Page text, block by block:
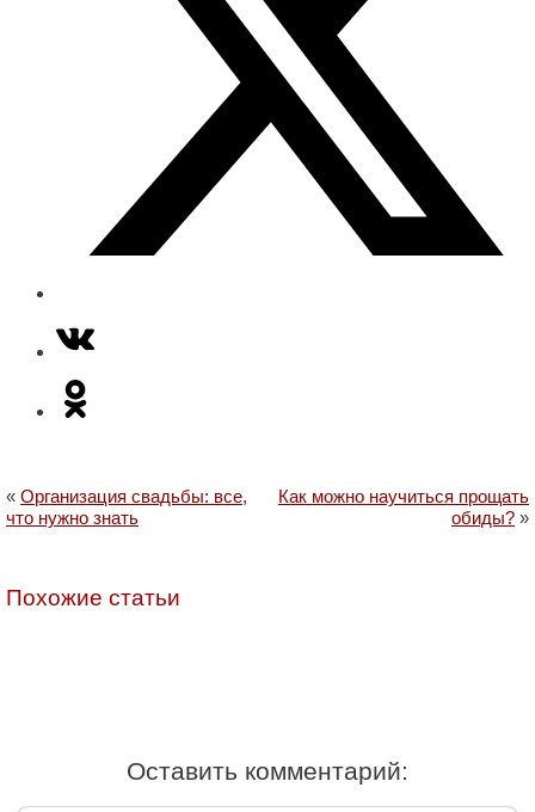
« Организация свадьбы: все,
что нужно знать
Как можно научиться прощать
обиды? »
Похожие статьи
Оставить комментарий: